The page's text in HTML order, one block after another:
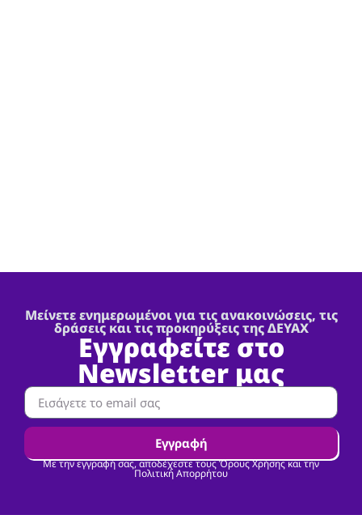
Μείνετε ενημερωμένοι για τις ανακοινώσεις, τις
δράσεις και τις προκηρύξεις της ΔΕΥΑΧ
Εγγραφείτε στο
Newsletter μας
Εγγραφή
Με την εγγραφή σας, αποδέχεστε τους Όρους Χρήσης και την
Πολιτική Απορρήτου